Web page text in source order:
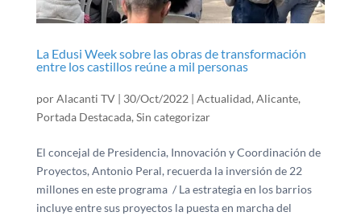
La Edusi Week sobre las obras de transformación
entre los castillos reúne a mil personas
porAlacanti TV| 30/Oct/2022 | Actualidad, Alicante,
Portada Destacada, Sin categorizar
El concejal de Presidencia, Innovación y Coordinación de
Proyectos, Antonio Peral, recuerda la inversión de 22
millones en este programa / La estrategia en los barrios
incluye entre sus proyectos la puesta en marcha del